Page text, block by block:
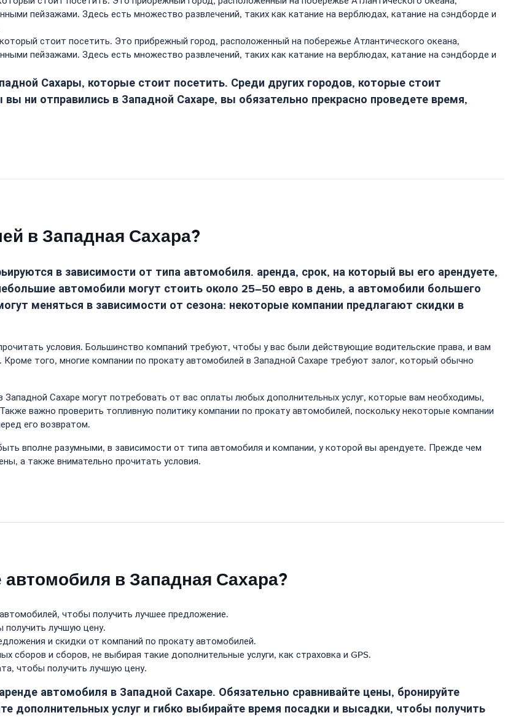
пейзажами. Здесь есть множество развлечений, таких как катание на верблюдах, катание на сэндборде и
стоит посетить. Это прибрежный город, расположенный на побережье Атлантического океана,
пейзажами. Здесь есть множество развлечений, таких как катание на верблюдах, катание на сэндборде и
Сахары, которые стоит посетить. Среди других городов, которые стоит
ни отправились в Западной Сахаре, вы обязательно прекрасно проведете время,
в Западная Сахара?
в зависимости от типа автомобиля. аренда, срок, на который вы его арендуете,
автомобили могут стоить около 25–50 евро в день, а автомобили большего
меняться в зависимости от сезона: некоторые компании предлагают скидки в
условия. Большинство компаний требуют, чтобы у вас были действующие водительские права, и вам
того, многие компании по прокату автомобилей в Западной Сахаре требуют залог, который обычно
Сахаре могут потребовать от вас оплаты любых дополнительных услуг, которые вам необходимы,
важно проверить топливную политику компании по прокату автомобилей, поскольку некоторые компании
его возвратом.
вполне разумными, в зависимости от типа автомобиля и компании, у которой вы арендуете. Прежде чем
а также внимательно прочитать условия.
в Западная Сахара?
чтобы получить лучшее предложение.
получить лучшую цену.
и скидки от компаний по прокату автомобилей.
сборов и сборов, не выбирая такие дополнительные услуги, как страховка и GPS.
чтобы получить лучшую цену.
автомобиля в Западной Сахаре. Обязательно сравнивайте цены, бронируйте
дополнительных услуг и гибко выбирайте время посадки и высадки, чтобы получить